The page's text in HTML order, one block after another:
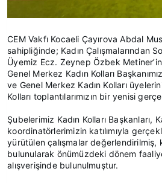
CEM Vakfı Kocaeli Çayırova Abdal
sahipliğinde; Kadın Çalışmalarından
Üyemiz Ecz. Zeynep Özbek
Genel Merkez Kadın Kolları
ve Genel Merkez Kadın Kolları
Kolları toplantılarımızın bir yenisi
Şubelerimiz Kadın Kolları Başkanları,
koordinatörlerimizin katılımıyla
yürütülen çalışmalar değerlendirilmiş,
bulunularak önümüzdeki dönem
alışverişinde bulunulmuştur.